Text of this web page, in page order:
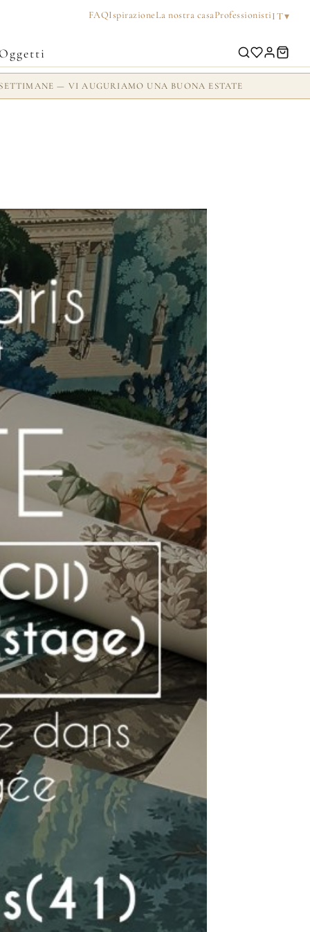
FAQIspirazioneLa nostra casaProfessionistiIT▾
— VI AUGURIAMO UNA BUONA ESTATE